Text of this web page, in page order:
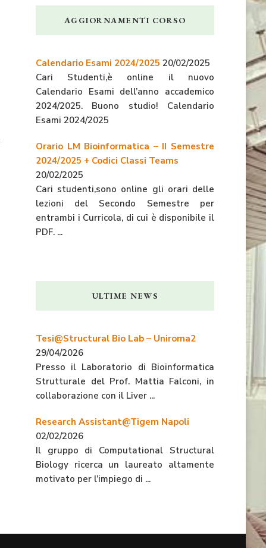
AGGIORNAMENTI CORSO
Calendario Esami 2024/2025 20/02/2025
Cari Studenti,è online il nuovo
Calendario Esami dell’anno accademico
2024/2025. Buono studio! Calendario
Esami 2024/2025
Orario LM Bioinformatica – II Semestre
2024/2025 + Codici Classi Teams
20/02/2025
Cari studenti,sono online gli orari delle
lezioni del Secondo Semestre per
entrambi i Curricola, di cui è disponibile il
PDF. ...
ULTIME NEWS
Tesi@Structural Bio Lab – Uniroma2
29/04/2026
Presso il Laboratorio di Bioinformatica
Strutturale del Prof. Mattia Falconi, in
collaborazione con il Liver ...
Research Assistant@Tigem Napoli
02/02/2026
Il gruppo di Computational Structural
Biology ricerca un laureato altamente
motivato per l’impiego di ...